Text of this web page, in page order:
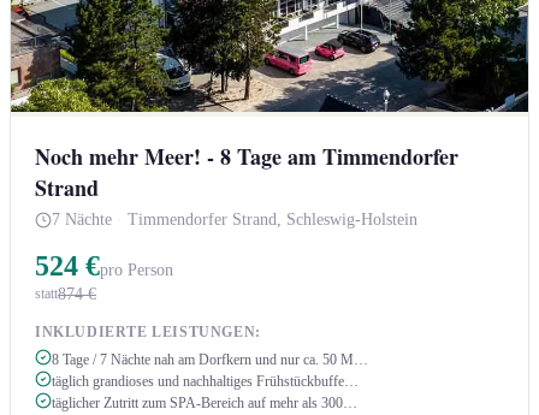
Noch mehr Meer! - 8 Tage am Timmendorfer
Strand
7 Nächte · Timmendorfer Strand, Schleswig-Holstein
524 €pro Person
statt874 €
INKLUDIERTE LEISTUNGEN:
8 Tage / 7 Nächte nah am Dorfkern und nur ca. 50 M…
täglich grandioses und nachhaltiges Frühstückbuffe…
täglicher Zutritt zum SPA-Bereich auf mehr als 300…